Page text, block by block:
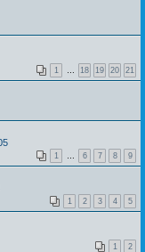
1 18 19 20 21
1 6 7 8 9
1 2 3 4 5
1 2